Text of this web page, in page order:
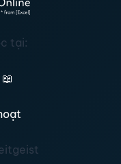
tại:
📖